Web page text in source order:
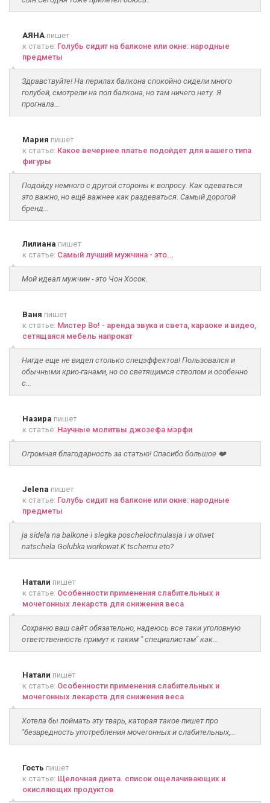
АЯНА пишет
к статье: Голубь сидит на балконе или окне: народные
предметы
Здравствуйте! На перилах балкона спокойно сидели много
голубей, смотрели на пол балкона, но там ничего нету. Я
прогнала...
Мария пишет
к статье: Какое вечернее платье подойдет для вашего типа
фигуры
Подойду немного с другой стороны к вопросу. Как одеваться
это важно, но ещё важнее как раздеваться. Самый дорогой
бренд...
Лилиана пишет
к статье: Самый лучший мужчина - это...
Мой идеал мужчин - это Чон Хосок.
Ваня пишет
к статье: Мистер Во! - аренда звука и света, караоке и видео,
сетящаяся мебель напрокат
Нигде еще не видел столько спецэффектов! Пользовался и
обычными крио-ганами, но со светящимся стволом и особенно
с...
Назира пишет
к статье: Научные молитвы джозефа мэрфи
Огромная благодарность за статью! Спасибо большое ❤️
Jelena пишет
к статье: Голубь сидит на балконе или окне: народные
предметы
ja sidela na balkone i slegka poschelochnulasja i w otwet
natschela Golubka workowat.K tschemu eto?
Натали пишет
к статье: Особенности применения слабительных и
мочегонных лекарств для снижения веса
Сохраню ваш сайт обязательно, надеюсь все таки уголовную
ответственность примут к таким " специалистам" как...
Натали пишет
к статье: Особенности применения слабительных и
мочегонных лекарств для снижения веса
Хотела бы поймать эту тварь, каторая такое пишет про
"безвредность употребления мочегонных и слабительных,...
Гость пишет
к статье: Щелочная диета. список ощелачивающих и
окисляющих продуктов